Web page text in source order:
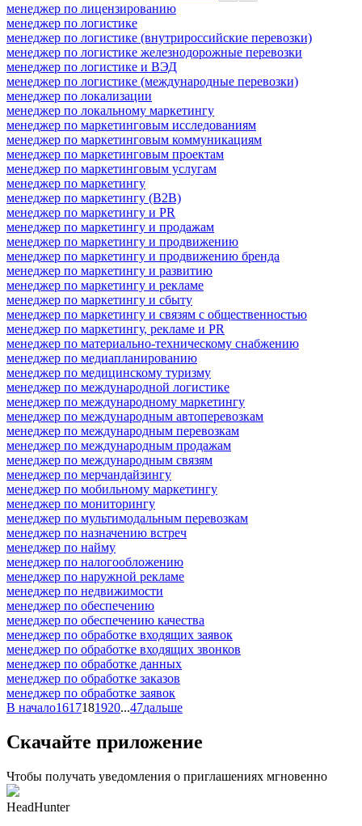
менеджер по лицензированию
менеджер по логистике
менеджер по логистике (внутрироссийские перевозки)
менеджер по логистике железнодорожные перевозки
менеджер по логистике и ВЭД
менеджер по логистике (международные перевозки)
менеджер по локализации
менеджер по локальному маркетингу
менеджер по маркетинговым исследованиям
менеджер по маркетинговым коммуникациям
менеджер по маркетинговым проектам
менеджер по маркетинговым услугам
менеджер по маркетингу
менеджер по маркетингу (B2B)
менеджер по маркетингу и PR
менеджер по маркетингу и продажам
менеджер по маркетингу и продвижению
менеджер по маркетингу и продвижению бренда
менеджер по маркетингу и развитию
менеджер по маркетингу и рекламе
менеджер по маркетингу и сбыту
менеджер по маркетингу и связям с общественностью
менеджер по маркетингу, рекламе и PR
менеджер по материально-техническому снабжению
менеджер по медиапланированию
менеджер по медицинскому туризму
менеджер по международной логистике
менеджер по международному маркетингу
менеджер по международным автоперевозкам
менеджер по международным перевозкам
менеджер по международным продажам
менеджер по международным связям
менеджер по мерчандайзингу
менеджер по мобильному маркетингу
менеджер по мониторингу
менеджер по мультимодальным перевозкам
менеджер по назначению встреч
менеджер по найму
менеджер по налогообложению
менеджер по наружной рекламе
менеджер по недвижимости
менеджер по обеспечению
менеджер по обеспечению качества
менеджер по обработке входящих заявок
менеджер по обработке входящих звонков
менеджер по обработке данных
менеджер по обработке заказов
менеджер по обработке заявок
В начало1617181920...47дальше
Скачайте приложение
Чтобы получать уведомления о приглашениях мгновенно
HeadHunter